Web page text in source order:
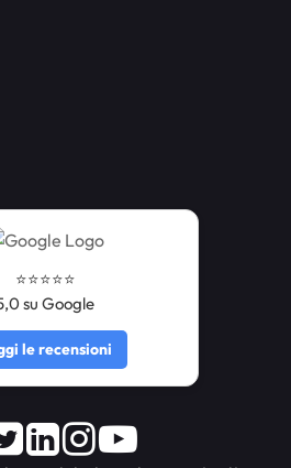
⭐️⭐️⭐️⭐️⭐️
su Google
le recensioni
TwitterLinkedInInstagram
Youtube